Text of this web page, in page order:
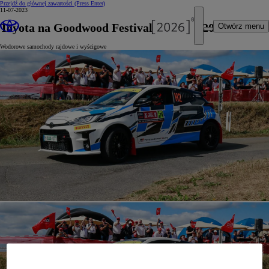
Przejdź do głównej zawartości (Press Enter)
Otwórz menu
11-07-2023
Toyota na Goodwood Festival of Speed 2023
Wodorowe samochody rajdowe i wyścigowe